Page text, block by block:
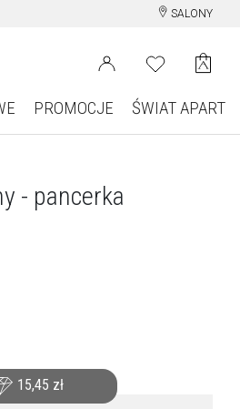
SALONY
PROMOCJE ŚWIAT APART
- pancerka
15,45 zł